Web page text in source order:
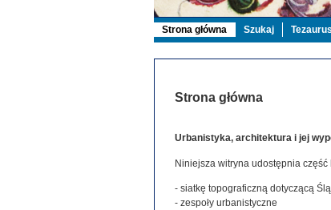
Strona główna Szukaj Tezaurus
Strona główna
Urbanistyka, architektura i jej
Niniejsza witryna udostępnia
- siatkę topograficzną dotyczącą
- zespoły urbanistyczne